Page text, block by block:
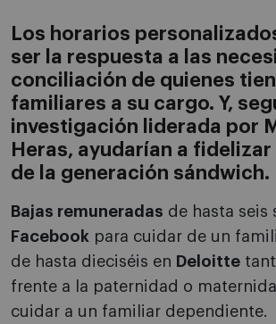
Los horarios
ser la respuesta a las
conciliación de quienes
familiares a su cargo. Y,
investigación liderada por
Heras, ayudarían a
de la generación sándwich.
Bajas remuneradas de hasta seis
Facebook para cuidar de un
de hasta dieciséis en Deloitte
frente a la paternidad o
cuidar a un familiar dependiente.